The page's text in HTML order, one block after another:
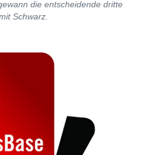
die entscheidende dritte
Schwarz.